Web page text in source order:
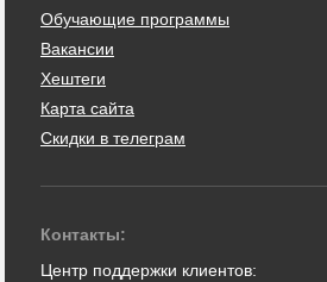
Обучающие программы
Вакансии
Хештеги
Карта сайта
Скидки в телеграм
Контакты:
Центр поддержки клиентов: